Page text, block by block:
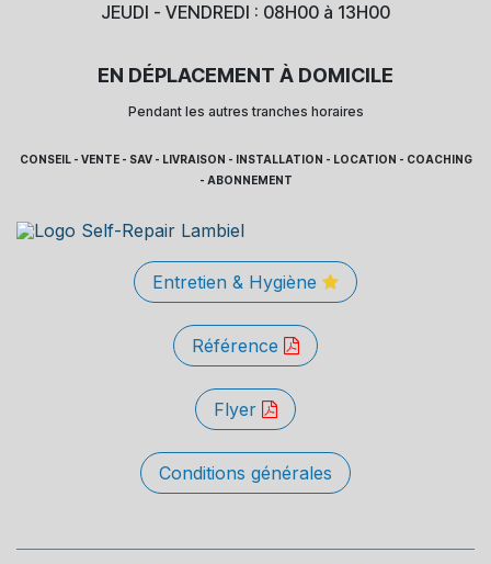
JEUDI - VENDREDI : 08H00 à 13H00
EN DÉPLACEMENT À DOMICILE
Pendant les autres tranches horaires
CONSEIL - VENTE - SAV - LIVRAISON - INSTALLATION - LOCATION - COACHING
- ABONNEMENT
Entretien & Hygiène
Référence
Flyer
Conditions générales